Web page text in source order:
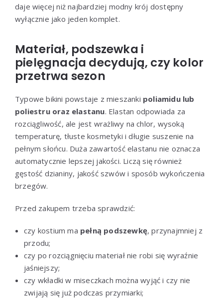
daje więcej niż najbardziej modny krój dostępny
wyłącznie jako jeden komplet.
Materiał, podszewka i
pielęgnacja decydują, czy kolor
przetrwa sezon
Typowe bikini powstaje z mieszanki poliamidu lub
poliestru oraz elastanu. Elastan odpowiada za
rozciągliwość, ale jest wrażliwy na chlor, wysoką
temperaturę, tłuste kosmetyki i długie suszenie na
pełnym słońcu. Duża zawartość elastanu nie oznacza
automatycznie lepszej jakości. Liczą się również
gęstość dzianiny, jakość szwów i sposób wykończenia
brzegów.
Przed zakupem trzeba sprawdzić:
czy kostium ma pełną podszewkę, przynajmniej z
przodu;
czy po rozciągnięciu materiał nie robi się wyraźnie
jaśniejszy;
czy wkładki w miseczkach można wyjąć i czy nie
zwijają się już podczas przymiarki;